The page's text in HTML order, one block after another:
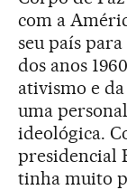
com a
seu país
dos anos
ativismo e
uma
ideológica.
presidencial
tinha muito